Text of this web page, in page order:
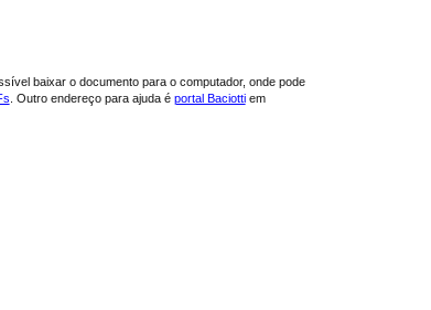
baixar o documento para o computador, onde pode
. Outro endereço para ajuda é portal Baciottiem